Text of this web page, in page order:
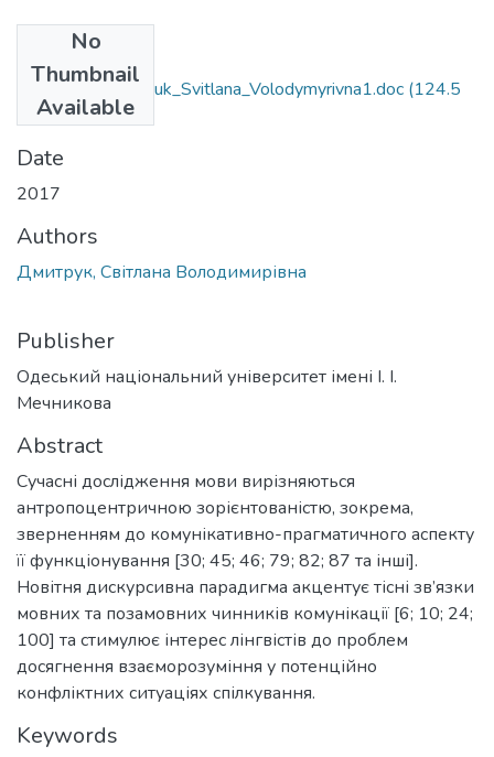
No
Thumbnail
Available
6.020303_Dmytruk_Svitlana_Volodymyrivna1.doc (124.5
KB)
Date
2017
Authors
Дмитрук, Світлана Володимирівна
Publisher
Одеський національний університет імені І. І.
Мечникова
Abstract
Сучасні дослідження мови вирізняються
антропоцентричною зорієнтованістю, зокрема,
зверненням до комунікативно-прагматичного аспекту
її функціонування [30; 45; 46; 79; 82; 87 та інші].
Новітня дискурсивна парадигма акцентує тісні зв’язки
мовних та позамовних чинників комунікації [6; 10; 24;
100] та стимулює інтерес лінгвістів до проблем
досягнення взаєморозуміння у потенційно
конфліктних ситуаціях спілкування.
Keywords